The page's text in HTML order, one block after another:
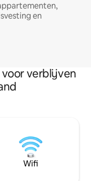
en
verblijven
Wifi